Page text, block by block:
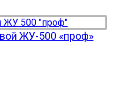
ЖУ-500 «проф»